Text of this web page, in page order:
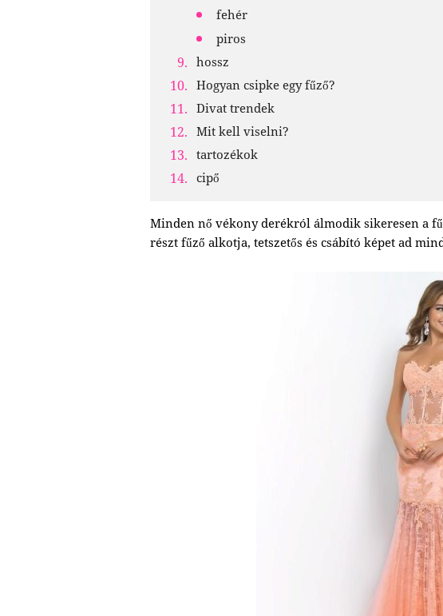
fehér
piros
hossz
Hogyan csipke egy fűző?
Divat trendek
Mit kell viselni?
tartozékok
cipő
Minden nő vékony derékról álmodik sikeresen a
részt fűző alkotja, tetszetős és csábító képet ad